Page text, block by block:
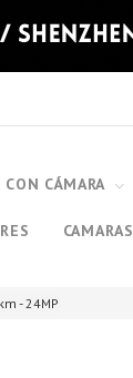
CÁMARA
CAMARAS
- 24MP